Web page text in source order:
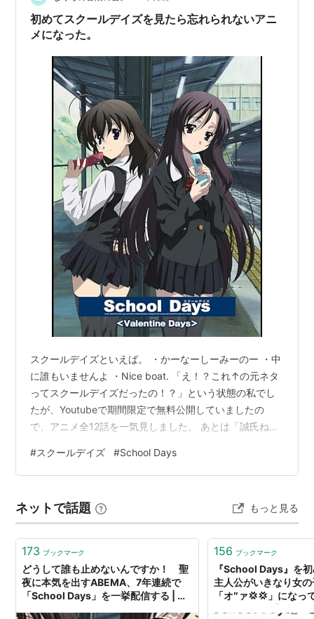
アーティスト:ガーディアンズ4,しゅ
出版社/メーカー:ポニーキャニオン
発売日: 2009/09/02
メディア:CD
: 2人クリック: 52回
この商品を含むブログ (74件) を見る
School Days
アーティスト:ガーディアンズ4,しゅ
ごキャラエッグ!,川上夏季,日比野裕史,
田辺恵二
出版社/メーカー:ポニーキャニオン
発売日:
2009/09/02
メディア:
CD
: 1人クリック: 33回
この商品を含むブログ (60件) を見る
[DVD]
アーティスト: ガーディアンズ4
出版社/メーカー:ポニーキャニオン
発売日:2009/09/16
メディア:
DVD
購入
: 2人クリック: 17回
この商品を含むブログ (19件) を見る
*リスト：リスト::曲タイトル
School Days (アニメ) 【すくーるでいず】
TVアニメ。2007年7月〜9月、UHF各局、AT-Xで放
送。全12話。
最終話は、過激な内容のため地上波での放送が急遽
初めてスクールデイズを見たら忘れられないアニ
メになった。
スクールデイズといえば。 ・かーなーしーみーのー ・中
に誰もいませんよ ・Nice boat. 「え！？これ↑の元ネタ
ってスクールデイズだったの！？」という状態の私でし
たが、Youtubeで期間限定で無料公開していましたの
で、アニメ全12話を一気見しました。 あとは「誠氏ね」
挙配信してるらしいけど、クリスマスに見るものではな
い」ということだけは知っていました。 「伊藤誠ってキ
かしたらそんなことになるのかな～？」というテンショ
ンで、興味本位で見てみることにしました。 そんな調子
で全話視聴を終えたの…
#スクールデイズ #School Days
ネットで話題 もっと見る
173 ブックマーク
どうして誰も止めないんですか！ 聖
夜に本気を出すABEMA、7年連続で
「School Days」を一挙配信する | ね
156 ブックマーク
『School Days』を
主人公がいきなり女
「オ″ァ💢💢」にな